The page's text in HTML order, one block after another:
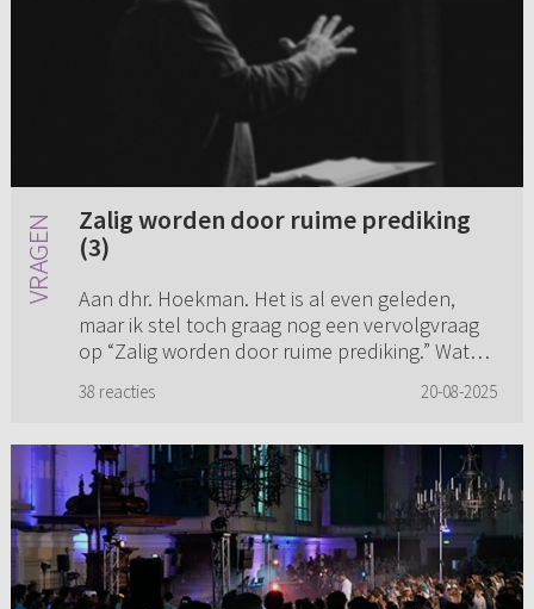
Zalig worden door ruime prediking
(3)
Aan dhr. Hoekman. Het is al even geleden,
maar ik stel toch graag nog een vervolgvraag
op “Zalig worden door ruime prediking.” Wat
en niet meer proberen ...
38 reacties 20-08-2025